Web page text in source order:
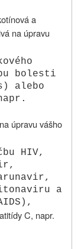
a
na úpravu
bolesti
alebo
úpravu vášho
HIV,
a
C, napr.